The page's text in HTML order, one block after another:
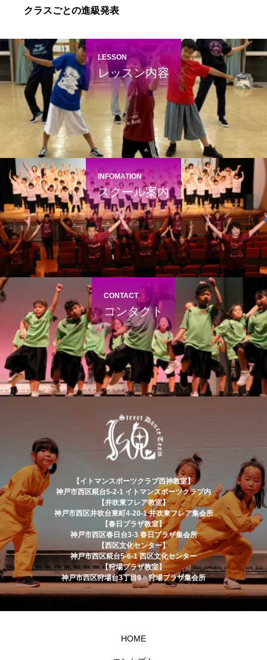
クラスごとの進級発表
LESSON
レッスン内容
INFOMATION
スクール案内
CONTACT
コンタクト
【イトマンスポーツクラブ西神教室】
神戸市西区糀台5-2-1 イトマンスポーツクラブ内
【井吹東フレア教室】
神戸市西区井吹台東町4-20-1 井吹東フレア集会所
【春日プラザ教室】
神戸市西区春日台3-3 春日プラザ集会所
【西区文化センター】
神戸市西区糀台5-6-1 西区文化センター
【狩場プラザ教室】
神戸市西区狩場台3丁目9 狩場プラザ集会所
HOME